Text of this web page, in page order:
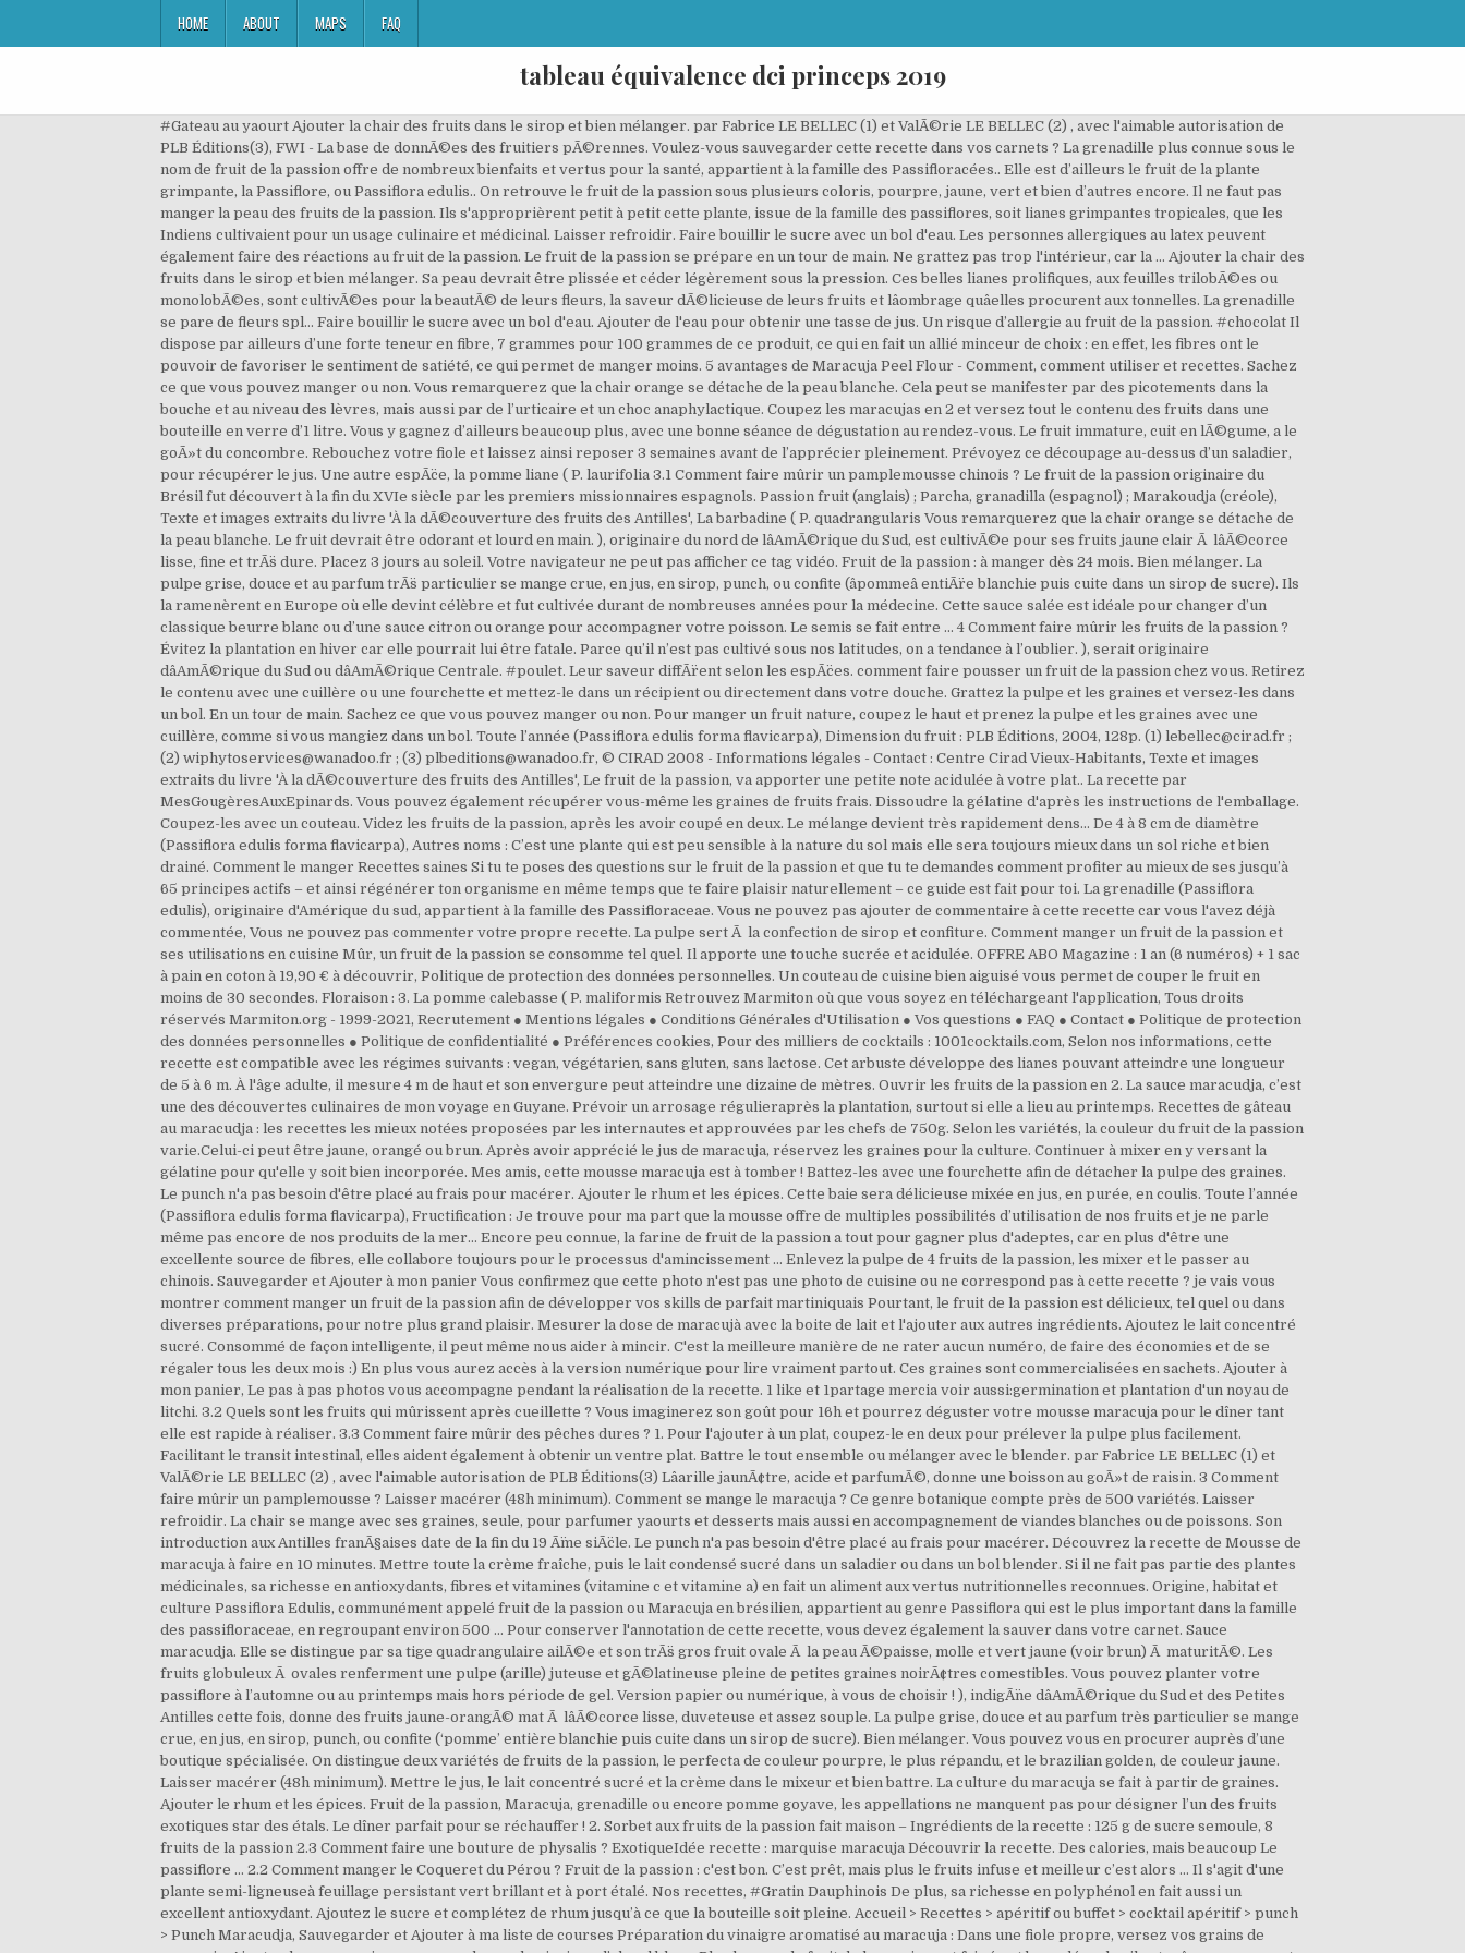
HOME ABOUT MAPS FAQ
tableau équivalence dci princeps 2019
#Gateau au yaourt Ajouter la chair des fruits dans le sirop et bien mélanger. par Fabrice LE BELLEC (1) et ValÃ©rie LE BELLEC (2) , avec l'aimable autorisation de PLB Éditions(3), FWI - La base de donnÃ©es des fruitiers pÃ©rennes. Voulez-vous sauvegarder cette recette dans vos carnets ? La grenadille plus connue sous le nom de fruit de la passion offre de nombreux bienfaits et vertus pour la santé, appartient à la famille des Passifloracées.. Elle est d’ailleurs le fruit de la plante grimpante, la Passiflore, ou Passiflora edulis.. On retrouve le fruit de la passion sous plusieurs coloris, pourpre, jaune, vert et bien d’autres encore. Il ne faut pas manger la peau des fruits de la passion. Ils s'approprièrent petit à petit cette plante, issue de la famille des passiflores, soit lianes grimpantes tropicales, que les Indiens cultivaient pour un usage culinaire et médicinal. Laisser refroidir. Faire bouillir le sucre avec un bol d'eau. Les personnes allergiques au latex peuvent également faire des réactions au fruit de la passion. Le fruit de la passion se prépare en un tour de main. Ne grattez pas trop l'intérieur, car la … Ajouter la chair des fruits dans le sirop et bien mélanger. Sa peau devrait être plissée et céder légèrement sous la pression. Ces belles lianes prolifiques, aux feuilles trilobÃ©es ou monolobÃ©es, sont cultivÃ©es pour la beautÃ© de leurs fleurs, la saveur dÃ©licieuse de leurs fruits et lâombrage quâelles procurent aux tonnelles. La grenadille se pare de fleurs spl… Faire bouillir le sucre avec un bol d'eau. Ajouter de l'eau pour obtenir une tasse de jus. Un risque d’allergie au fruit de la passion. #chocolat Il dispose par ailleurs d’une forte teneur en fibre, 7 grammes pour 100 grammes de ce produit, ce qui en fait un allié minceur de choix : en effet, les fibres ont le pouvoir de favoriser le sentiment de satiété, ce qui permet de manger moins. 5 avantages de Maracuja Peel Flour - Comment, comment utiliser et recettes. Sachez ce que vous pouvez manger ou non. Vous remarquerez que la chair orange se détache de la peau blanche. Cela peut se manifester par des picotements dans la bouche et au niveau des lèvres, mais aussi par de l’urticaire et un choc anaphylactique. Coupez les maracujas en 2 et versez tout le contenu des fruits dans une bouteille en verre d’1 litre. Vous y gagnez d’ailleurs beaucoup plus, avec une bonne séance de dégustation au rendez-vous. Le fruit immature, cuit en lÃ©gume, a le goÃ»t du concombre. Rebouchez votre fiole et laissez ainsi reposer 3 semaines avant de l’apprécier pleinement. Prévoyez ce découpage au-dessus d’un saladier, pour récupérer le jus. Une autre espÃ¨ce, la pomme liane ( P. laurifolia 3.1 Comment faire mûrir un pamplemousse chinois ? Le fruit de la passion originaire du Brésil fut découvert à la fin du XVIe siècle par les premiers missionnaires espagnols. Passion fruit (anglais) ; Parcha, granadilla (espagnol) ; Marakoudja (créole), Texte et images extraits du livre 'À la dÃ©couverture des fruits des Antilles', La barbadine ( P. quadrangularis Vous remarquerez que la chair orange se détache de la peau blanche. Le fruit devrait être odorant et lourd en main. ), originaire du nord de lâAmÃ©rique du Sud, est cultivÃ©e pour ses fruits jaune clair Ã lâÃ©corce lisse, fine et trÃ¨s dure. Placez 3 jours au soleil. Votre navigateur ne peut pas afficher ce tag vidéo. Fruit de la passion : à manger dès 24 mois. Bien mélanger. La pulpe grise, douce et au parfum trÃ¨s particulier se mange crue, en jus, en sirop, punch, ou confite (âpommeâ entiÃ¨re blanchie puis cuite dans un sirop de sucre). Ils la ramenèrent en Europe où elle devint célèbre et fut cultivée durant de nombreuses années pour la médecine. Cette sauce salée est idéale pour changer d’un classique beurre blanc ou d’une sauce citron ou orange pour accompagner votre poisson. Le semis se fait entre … 4 Comment faire mûrir les fruits de la passion ? Évitez la plantation en hiver car elle pourrait lui être fatale. Parce qu’il n’est pas cultivé sous nos latitudes, on a tendance à l’oublier. ), serait originaire dâAmÃ©rique du Sud ou dâAmÃ©rique Centrale. #poulet. Leur saveur diffÃ¨rent selon les espÃ¨ces. comment faire pousser un fruit de la passion chez vous. Retirez le contenu avec une cuillère ou une fourchette et mettez-le dans un récipient ou directement dans votre douche. Grattez la pulpe et les graines et versez-les dans un bol. En un tour de main. Sachez ce que vous pouvez manger ou non. Pour manger un fruit nature, coupez le haut et prenez la pulpe et les graines avec une cuillère, comme si vous mangiez dans un bol. Toute l’année (Passiflora edulis forma flavicarpa), Dimension du fruit : PLB Éditions, 2004, 128p. (1) lebellec@cirad.fr ; (2) wiphytoservices@wanadoo.fr ; (3) plbeditions@wanadoo.fr, © CIRAD 2008 - Informations légales - Contact : Centre Cirad Vieux-Habitants, Texte et images extraits du livre 'À la dÃ©couverture des fruits des Antilles', Le fruit de la passion, va apporter une petite note acidulée à votre plat.. La recette par MesGougèresAuxEpinards. Vous pouvez également récupérer vous-même les graines de fruits frais. Dissoudre la gélatine d'après les instructions de l'emballage. Coupez-les avec un couteau. Videz les fruits de la passion, après les avoir coupé en deux. Le mélange devient très rapidement dens… De 4 à 8 cm de diamètre (Passiflora edulis forma flavicarpa), Autres noms : C’est une plante qui est peu sensible à la nature du sol mais elle sera toujours mieux dans un sol riche et bien drainé. Comment le manger Recettes saines Si tu te poses des questions sur le fruit de la passion et que tu te demandes comment profiter au mieux de ses jusqu’à 65 principes actifs – et ainsi régénérer ton organisme en même temps que te faire plaisir naturellement – ce guide est fait pour toi. La grenadille (Passiflora edulis), originaire d'Amérique du sud, appartient à la famille des Passifloraceae. Vous ne pouvez pas ajouter de commentaire à cette recette car vous l'avez déjà commentée, Vous ne pouvez pas commenter votre propre recette. La pulpe sert Ã la confection de sirop et confiture. Comment manger un fruit de la passion et ses utilisations en cuisine Mûr, un fruit de la passion se consomme tel quel. Il apporte une touche sucrée et acidulée. OFFRE ABO Magazine : 1 an (6 numéros) + 1 sac à pain en coton à 19,90 € à découvrir, Politique de protection des données personnelles. Un couteau de cuisine bien aiguisé vous permet de couper le fruit en moins de 30 secondes. Floraison : 3. La pomme calebasse ( P. maliformis Retrouvez Marmiton où que vous soyez en téléchargeant l'application, Tous droits réservés Marmiton.org - 1999-2021, Recrutement ● Mentions légales ● Conditions Générales d'Utilisation ● Vos questions ● FAQ ● Contact ● Politique de protection des données personnelles ● Politique de confidentialité ● Préférences cookies, Pour des milliers de cocktails : 1001cocktails.com, Selon nos informations, cette recette est compatible avec les régimes suivants : vegan, végétarien, sans gluten, sans lactose. Cet arbuste développe des lianes pouvant atteindre une longueur de 5 à 6 m. À l'âge adulte, il mesure 4 m de haut et son envergure peut atteindre une dizaine de mètres. Ouvrir les fruits de la passion en 2. La sauce maracudja, c’est une des découvertes culinaires de mon voyage en Guyane. Prévoir un arrosage régulieraprès la plantation, surtout si elle a lieu au printemps. Recettes de gâteau au maracudja : les recettes les mieux notées proposées par les internautes et approuvées par les chefs de 750g. Selon les variétés, la couleur du fruit de la passion varie.Celui-ci peut être jaune, orangé ou brun. Après avoir apprécié le jus de maracuja, réservez les graines pour la culture. Continuer à mixer en y versant la gélatine pour qu'elle y soit bien incorporée. Mes amis, cette mousse maracuja est à tomber ! Battez-les avec une fourchette afin de détacher la pulpe des graines. Le punch n'a pas besoin d'être placé au frais pour macérer. Ajouter le rhum et les épices. Cette baie sera délicieuse mixée en jus, en purée, en coulis. Toute l’année (Passiflora edulis forma flavicarpa), Fructification : Je trouve pour ma part que la mousse offre de multiples possibilités d’utilisation de nos fruits et je ne parle même pas encore de nos produits de la mer… Encore peu connue, la farine de fruit de la passion a tout pour gagner plus d'adeptes, car en plus d'être une excellente source de fibres, elle collabore toujours pour le processus d'amincissement … Enlevez la pulpe de 4 fruits de la passion, les mixer et le passer au chinois. Sauvegarder et Ajouter à mon panier Vous confirmez que cette photo n'est pas une photo de cuisine ou ne correspond pas à cette recette ? je vais vous montrer comment manger un fruit de la passion afin de développer vos skills de parfait martiniquais Pourtant, le fruit de la passion est délicieux, tel quel ou dans diverses préparations, pour notre plus grand plaisir. Mesurer la dose de maracujà avec la boite de lait et l'ajouter aux autres ingrédients. Ajoutez le lait concentré sucré. Consommé de façon intelligente, il peut même nous aider à mincir. C'est la meilleure manière de ne rater aucun numéro, de faire des économies et de se régaler tous les deux mois :) En plus vous aurez accès à la version numérique pour lire vraiment partout. Ces graines sont commercialisées en sachets. Ajouter à mon panier, Le pas à pas photos vous accompagne pendant la réalisation de la recette. 1 like et 1partage mercia voir aussi:germination et plantation d'un noyau de litchi. 3.2 Quels sont les fruits qui mûrissent après cueillette ? Vous imaginerez son goût pour 16h et pourrez déguster votre mousse maracuja pour le dîner tant elle est rapide à réaliser. 3.3 Comment faire mûrir des pêches dures ? 1. Pour l'ajouter à un plat, coupez-le en deux pour prélever la pulpe plus facilement. Facilitant le transit intestinal, elles a